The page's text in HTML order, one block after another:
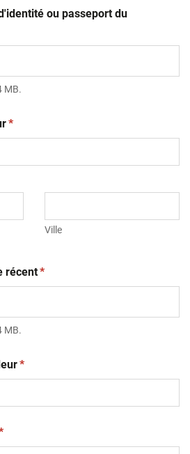
ou passeport du
MB.
(obligatoire)
*
Ville
récent(obligatoire)
*
MB.
(obligatoire)
*